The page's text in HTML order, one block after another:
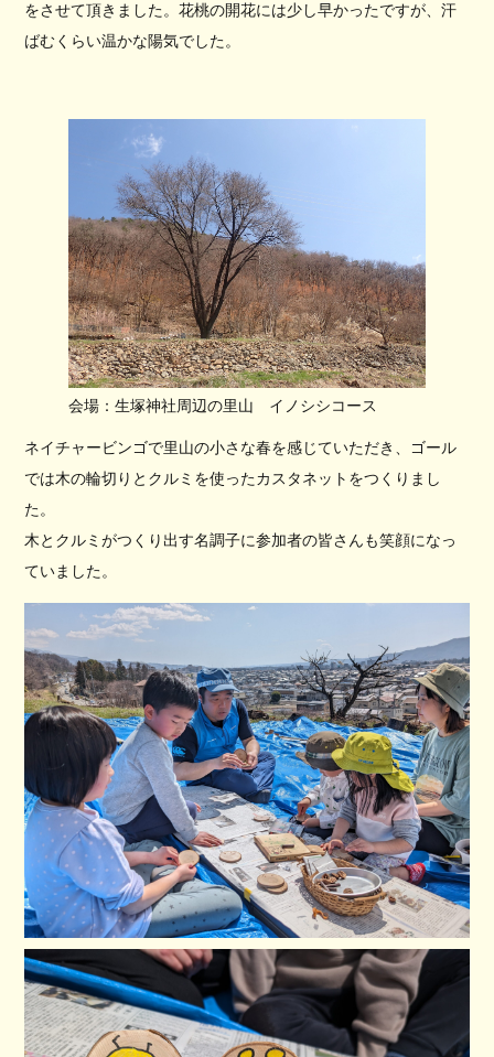
をさせて頂きました。花桃の開花には少し早かったですが、汗
ばむくらい温かな陽気でした。
会場：生塚神社周辺の里山 イノシシコース
ネイチャービンゴで里山の小さな春を感じていただき、ゴール
では木の輪切りとクルミを使ったカスタネットをつくりまし
た。
木とクルミがつくり出す名調子に参加者の皆さんも笑顔になっ
ていました。